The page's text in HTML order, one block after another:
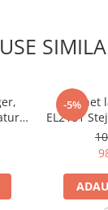
-5%
Parchet
EL2181
10 mm,